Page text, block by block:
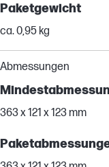
Paketgewicht
ca. 0,95 kg
Abmessungen
363 x 121 x 123 mm